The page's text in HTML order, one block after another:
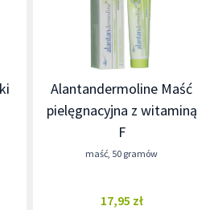
Alantandermoline Maść
pielęgnacyjna z witaminą
F
maść, 50 gramów
17,95 zł